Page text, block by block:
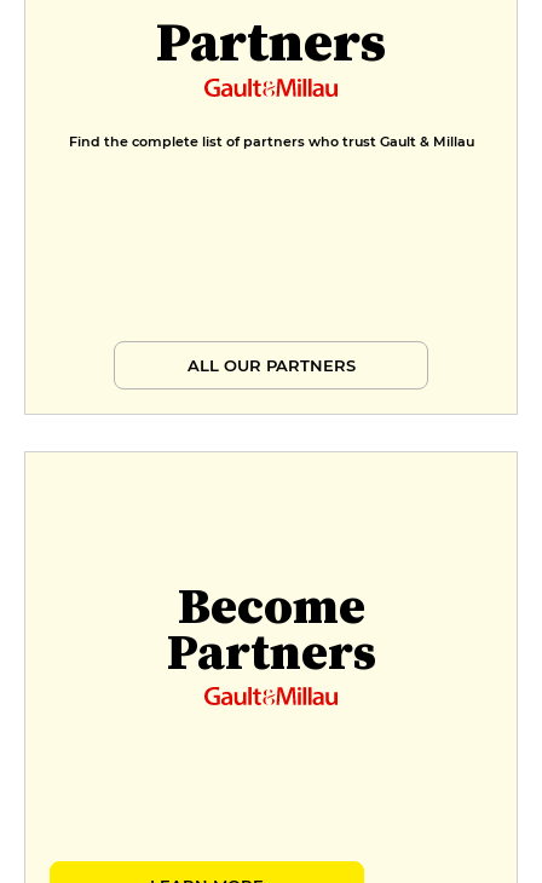
Partners
Find the complete list of partners who trust Gault & Millau
ALL OUR PARTNERS
Become
Partners